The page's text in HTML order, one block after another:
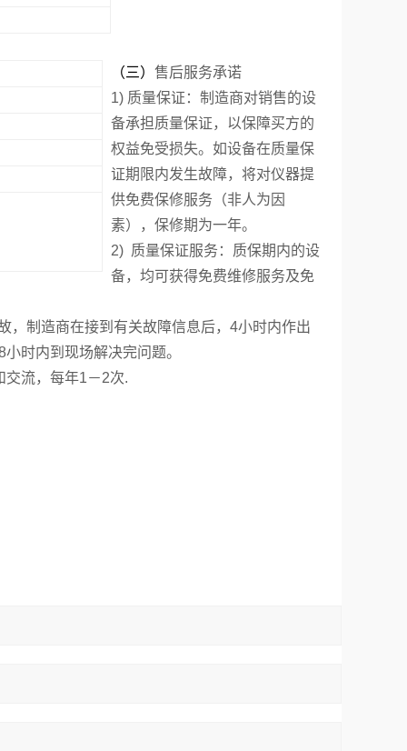
（三） 售后服务承诺
1) 质量保证：制造商对销售的设
备承担质量保证，以保障买方的
权益免受损失。如设备在质量保
证期限内发生故障，将对仪器提
供免费保修服务（非人为因
素），保修期为一年。
2) 质量保证服务：质保期内的设
备，均可获得免费维修服务及免
，制造商在接到有关故障信息后，4小时内作出
时内到现场解决完问题。
交流，每年1－2次.